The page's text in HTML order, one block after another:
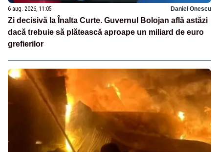
6 aug. 2026, 11:05 Daniel Onescu
Zi decisivă la Înalta Curte. Guvernul Bolojan află astăzi
dacă trebuie să plătească aproape un miliard de euro
grefierilor